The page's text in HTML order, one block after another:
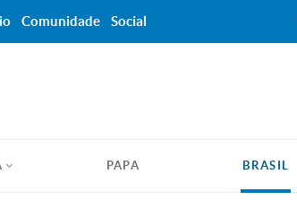
PAPA BRASIL
Comunidade Social